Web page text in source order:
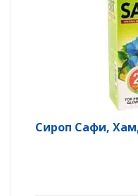
Сироп Сафи,